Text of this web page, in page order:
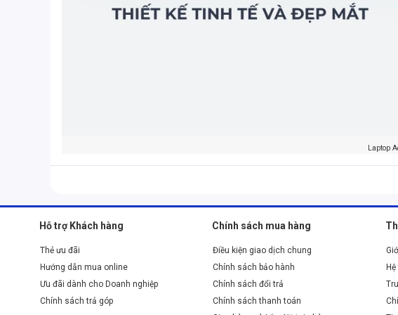
Laptop
Ryzen 9 - Dòng laptop gaming
Cấu hình
Hãng Acer đề cao khả năng xử lý đa nhiệm ở con máy này bởi phân
vượt trội mang đến một hiệu suất vận hành tốt. Con chip Ryzen 9 mà
đó, ngoài mang đến hiệu suất vượt trội, con chip còn có khả năng giảm
Acer cũng ưu ái các dòng
laptopAcer Ryzen 9 khi sử dụng card đồ họa
đến bộ nhớ tạm 16GB, ổ cứng SSD 512GB nên khả năng lưu trữ của
chơi game hạng nặng.
Hỗ trợ Khách hàng
Thẻ ưu đãi
Hướng dẫn mua online
Ưu đãi dành cho Doanh nghiệp
Chính sách trả góp
Chính sách mua hàng
Điều kiện giao dịch chung
Chính sách bảo hành
Chính sách đổi trả
Chính sách thanh toán